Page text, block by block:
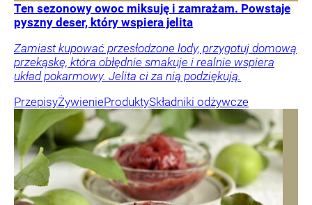
Ten sezonowy owoc miksuję i zamrażam. Powstaje
pyszny deser, który wspiera jelita
Zamiast kupować przesłodzone lody, przygotuj domową
przekąskę, która obłędnie smakuje i realnie wspiera
układ pokarmowy. Jelita ci za nią podziękują.
PrzepisyŻywienieProduktySkładniki odżywcze